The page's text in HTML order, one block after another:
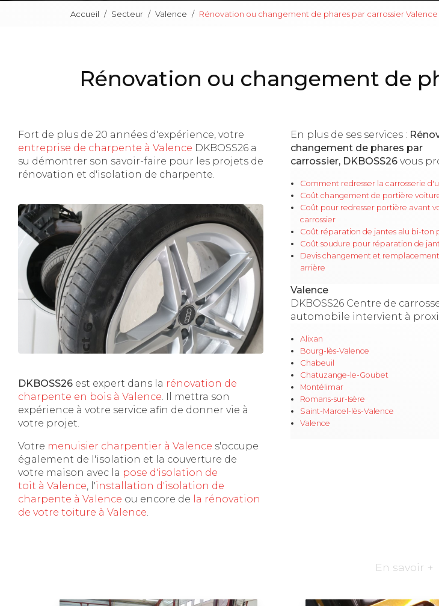
Accueil Secteur Valence Rénovation ou changement de phares par carrossier Valence
Rénovation ou changement de
Fort de plus de 20 années d'expérience, votre
entreprise de charpente à Valence DKBOSS26 a
su démontrer son savoir-faire pour les projets de
rénovation et d'isolation de charpente.
DKBOSS26 est expert dans la rénovation de
charpente en bois à Valence . Il mettra son
expérience à votre service afin de donner vie à
votre projet.
Votre menuisier charpentier à Valence s'occupe
également de l'isolation et la couverture de
votre maison avec la pose d'isolation de
toit à Valence , l'installation d'isolation de
charpente à Valence ou encore de la rénovation
de votre toiture à Valence
En plus de ses services :
changement de phares par
carrossier, DKBOSS26vous
Comment redresser la carrosserie
Coût changement de portière
Coût pour redresser portière avant
carrossier
Coût réparation de jantes alu bi-ton
Coût soudure pour réparation de
Devis changement et
arrière
Valence
DKBOSS26 Centre de
automobile intervient à
Alixan
Bourg-lès-Valence
Chabeuil
Chatuzange-le-Goubet
Montélimar
Romans-sur-Isère
Saint-Marcel-lès-Valence
Valence
En savoir +